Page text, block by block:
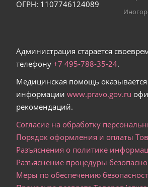
ОГРН: 1107746124089
Администрация старается
телефону +7 495-788-35-24.
Медицинская помощь
информации www.pravo.gov.ru
рекомендаций.
Согласие на обработку
Порядок оформления и оплаты
Разъяснения о политике
Разъяснение процедуры
Меры по обеспечению